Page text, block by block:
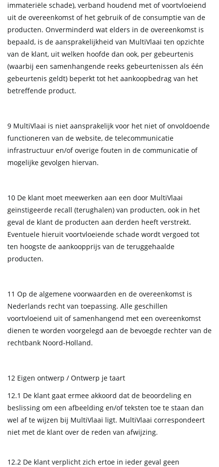
immateriële schade), verband houdend met of voortvloeiend
uit de overeenkomst of het gebruik of de consumptie van de
producten. Onverminderd wat elders in de overeenkomst is
bepaald, is de aansprakelijkheid van MultiVlaai ten opzichte
van de klant, uit welken hoofde dan ook, per gebeurtenis
(waarbij een samenhangende reeks gebeurtenissen als één
gebeurtenis geldt) beperkt tot het aankoopbedrag van het
betreffende product.
9 MultiVlaai is niet aansprakelijk voor het niet of onvoldoende
functioneren van de website, de telecommunicatie
infrastructuur en/of overige fouten in de communicatie of
mogelijke gevolgen hiervan.
10 De klant moet meewerken aan een door MultiVlaai
geïnstigeerde recall (terughalen) van producten, ook in het
geval de klant de producten aan derden heeft verstrekt.
Eventuele hieruit voortvloeiende schade wordt vergoed tot
ten hoogste de aankoopprijs van de teruggehaalde
producten.
11 Op de algemene voorwaarden en de overeenkomst is
Nederlands recht van toepassing. Alle geschillen
voortvloeiend uit of samenhangend met een overeenkomst
dienen te worden voorgelegd aan de bevoegde rechter van de
rechtbank Noord-Holland.
12 Eigen ontwerp / Ontwerp je taart
12.1 De klant gaat ermee akkoord dat de beoordeling en
beslissing om een afbeelding en/of teksten toe te staan dan
wel af te wijzen bij MultiVlaai ligt. MultiVlaai correspondeert
niet met de klant over de reden van afwijzing.
12.2 De klant verplicht zich ertoe in ieder geval geen